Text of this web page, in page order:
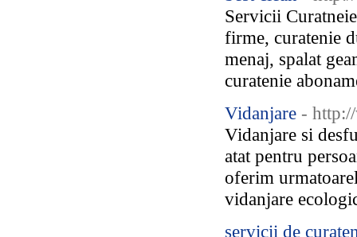
Servicii
firme, curatenie
menaj, spalat
curatenie
Vidanjare -
Vidanjare si
atat pentru
oferim
vidanjare
servicii de